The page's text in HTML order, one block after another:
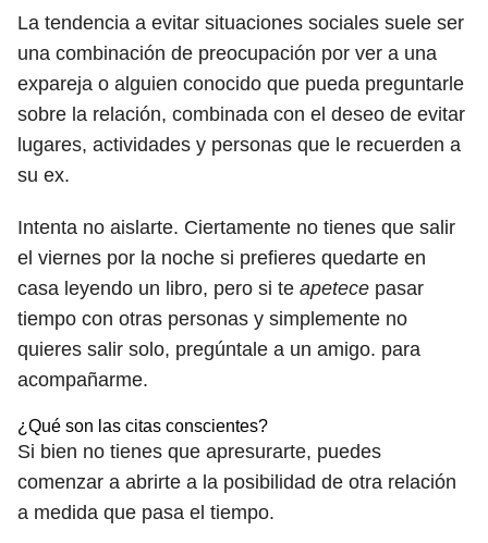
La tendencia a evitar situaciones sociales suele ser
una combinación de preocupación por ver a una
expareja o alguien conocido que pueda preguntarle
sobre la relación, combinada con el deseo de evitar
lugares, actividades y personas que le recuerden a
su ex.
Intenta no aislarte. Ciertamente no tienes que salir
el viernes por la noche si prefieres quedarte en
casa leyendo un libro, pero si te apetece pasar
tiempo con otras personas y simplemente no
quieres salir solo, pregúntale a un amigo. para
acompañarme.
¿Qué son las citas conscientes?
Si bien no tienes que apresurarte, puedes
comenzar a abrirte a la posibilidad de otra relación
a medida que pasa el tiempo.